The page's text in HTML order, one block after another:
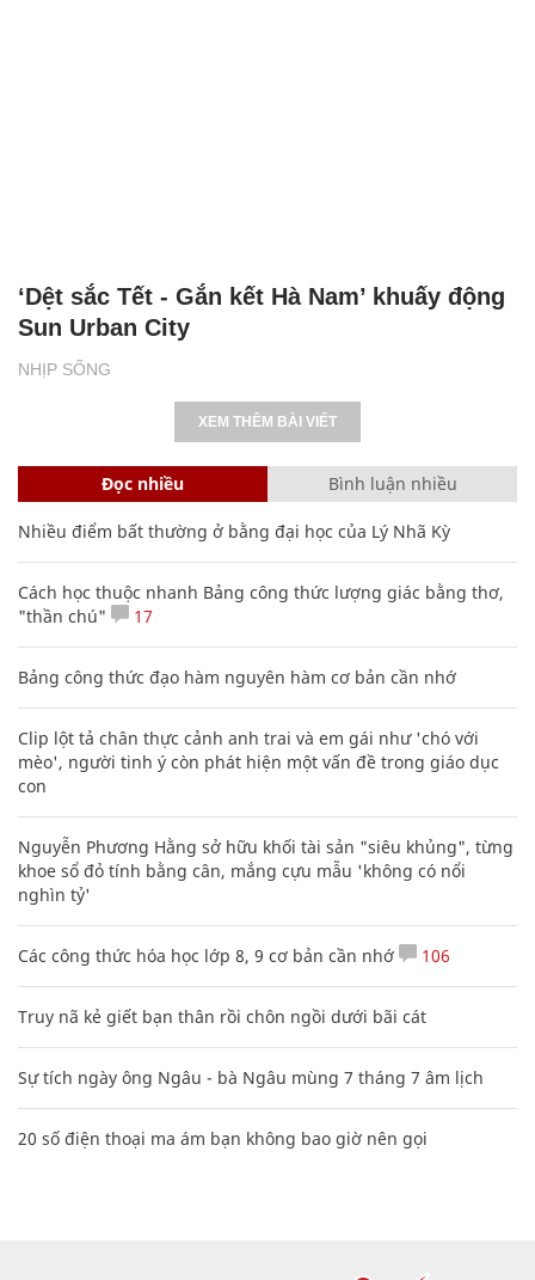
NHỊP SỐNG
‘Dệt sắc Tết - Gắn kết Hà Nam’ khuấy động
Sun Urban City
XEM THÊM BÀI VIẾT
Đọc nhiều Bình luận nhiều
Nhiều điểm bất thường ở bằng đại học của Lý Nhã Kỳ
Cách học thuộc nhanh Bảng công thức lượng giác bằng thơ,
"thần chú"
17
Bảng công thức đạo hàm nguyên hàm cơ bản cần nhớ
Clip lột tả chân thực cảnh anh trai và em gái như 'chó với
mèo', người tinh ý còn phát hiện một vấn đề trong giáo dục
con
Nguyễn Phương Hằng sở hữu khối tài sản "siêu khủng", từng
khoe sổ đỏ tính bằng cân, mắng cựu mẫu 'không có nổi
nghìn tỷ'
Các công thức hóa học lớp 8, 9 cơ bản cần nhớ 106
Truy nã kẻ giết bạn thân rồi chôn ngồi dưới bãi cát
Sự tích ngày ông Ngâu - bà Ngâu mùng 7 tháng 7 âm lịch
20 số điện thoại ma ám bạn không bao giờ nên gọi